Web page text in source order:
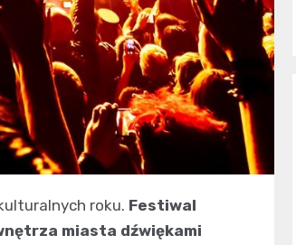
roku. Festiwal
miasta dźwiękami